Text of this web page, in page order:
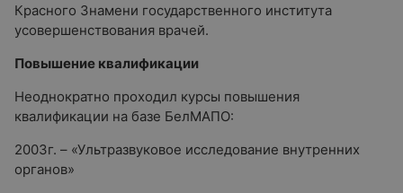
Красного Знамени государственного института
усовершенствования врачей.
Повышение квалификации
Неоднократно проходил курсы повышения
квалификации на базе БелМАПО:
2003г. – «Ультразвуковое исследование внутренних
органов»